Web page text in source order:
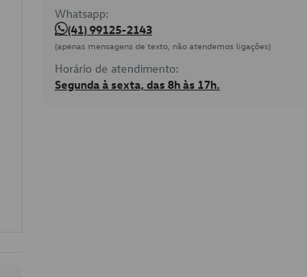
Whatsapp:
(41) 99125-2143
(apenas mensagens de texto, não atendemos ligações)
Horário de atendimento:
Segunda à sexta, das 8h às 17h.